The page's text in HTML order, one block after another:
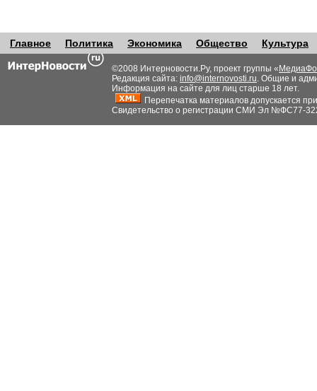
Главное Политика Экономика Общество Культура
©2008 Интерновости.Ру, проект группы «
Редакция сайта: info@internovosti.ru. Общие и
Информация на сайте для лиц старше 18 лет.
Перепечатка материалов допускается
Свидетельство о регистрации СМИ Эл №ФС77-